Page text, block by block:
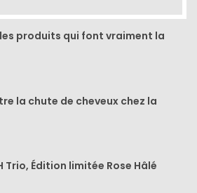
les produits qui font vraiment la
la chute de cheveux chez la
Trio, Édition limitée Rose Hâlé